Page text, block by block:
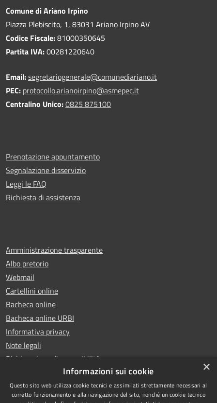
Comune di Ariano Irpino
Piazza Plebiscito, 1, 83031 Ariano Irpino AV
Codice Fiscale:81000350645
Partita IVA:00281220640
Email:segretariogenerale@comunediariano.it
PEC: protocollo.arianoirpino@asmepec.it
Centralino Unico:0825 875100
Prenotazione appuntamento
Segnalazione disservizio
Leggi le FAQ
Richiesta di assistenza
Amministrazione trasparente
Albo pretorio
Webmail
Cartellini online
Bacheca online
Bacheca online URBI
Informativa privacy
Note legali
Dichiarazione di accessibilità
×
Informazioni sui cookie
Questo sito web utilizza cookie tecnici e assimilati strettamente necessari al
corretto funzionamento e alla navigazione del sito, nonché un cookie tecnico